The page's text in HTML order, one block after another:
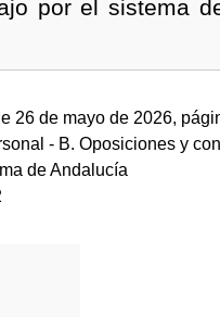
por el sistema
26 de mayo de 2026,
- B. Oposiciones y
de Andalucía